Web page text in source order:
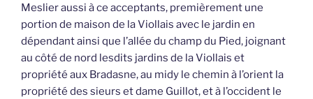
Meslier aussi à ce acceptants, premièrement une
portion de maison de la Viollais avec le jardin en
dépendant ainsi que l’allée du champ du Pied, joignant
au côté de nord lesdits jardins de la Viollais et
propriété aux Bradasne, au midy le chemin à l’orient la
propriété des sieurs et dame Guillot, et à l’occident le